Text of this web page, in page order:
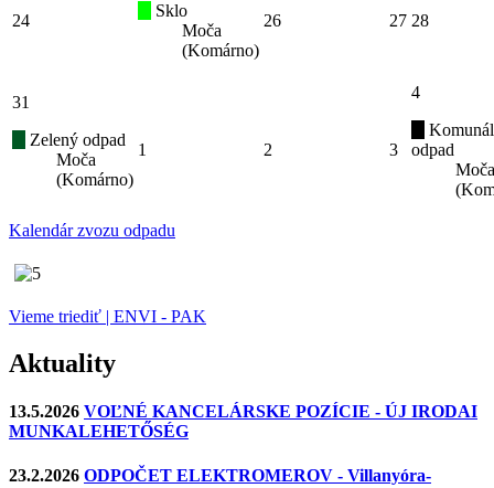
24
Sklo
Moča
(Komárno)
26 27 28
31
Zelený odpad
Moča
(Komárno)
1 2 3
4
odpad
Moča
Kalendár zvozu odpadu
Vieme triediť | ENVI - PAK
Aktuality
13.5.2026 VOĽNÉ KANCELÁRSKE POZÍCIE - ÚJ IRODAI
MUNKALEHETŐSÉG
23.2.2026 ODPOČET ELEKTROMEROV - Villanyóra-